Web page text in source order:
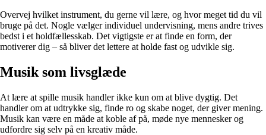
Overvej hvilket instrument, du gerne vil lære, og hvor meget tid du vil
bruge på det. Nogle vælger individuel undervisning, mens andre trives
bedst i et holdfællesskab. Det vigtigste er at finde en form, der
motiverer dig – så bliver det lettere at holde fast og udvikle sig.
Musik som livsglæde
At lære at spille musik handler ikke kun om at blive dygtig. Det
handler om at udtrykke sig, finde ro og skabe noget, der giver mening.
Musik kan være en måde at koble af på, møde nye mennesker og
udfordre sig selv på en kreativ måde.